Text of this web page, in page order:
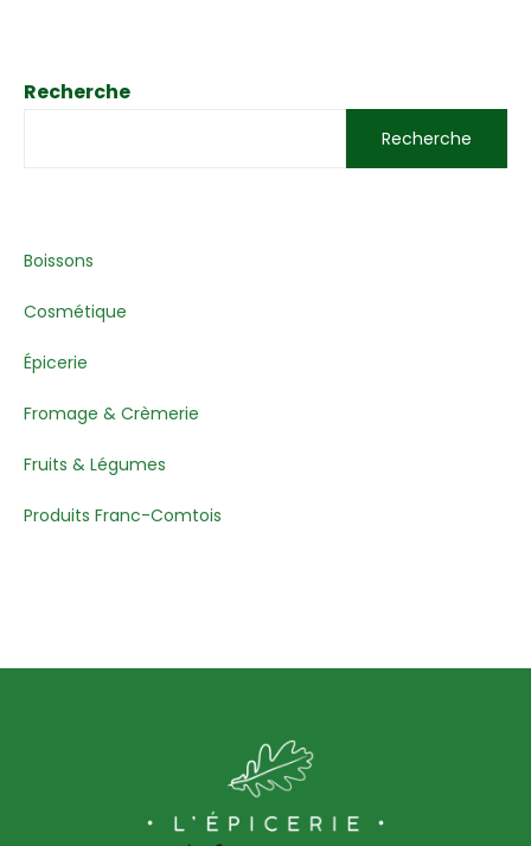
Recherche
Recherche
Boissons
Cosmétique
Épicerie
Fromage & Crèmerie
Fruits & Légumes
Produits Franc-Comtois